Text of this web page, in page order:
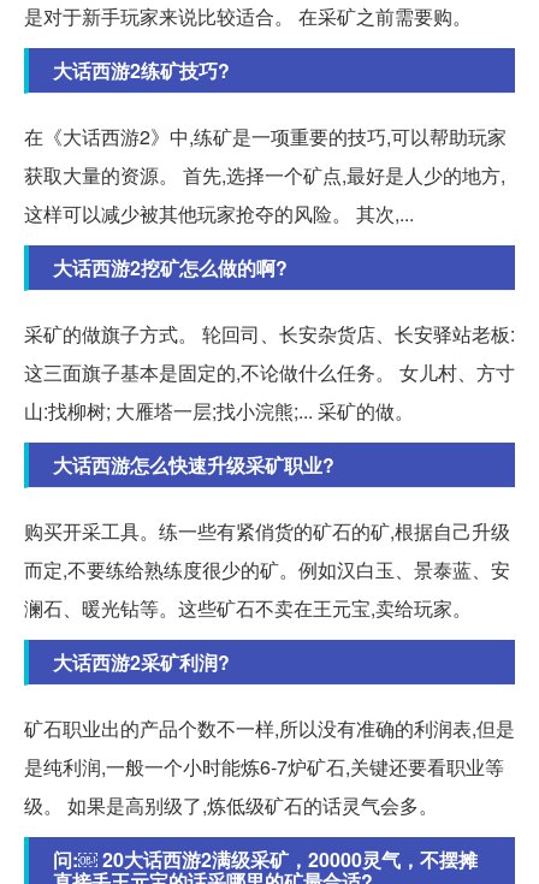
是对于新手玩家来说比较适合。 在采矿之前需要购。
大话西游2练矿技巧?
在《大话西游2》中,练矿是一项重要的技巧,可以帮助玩家
获取大量的资源。 首先,选择一个矿点,最好是人少的地方,
这样可以减少被其他玩家抢夺的风险。 其次,...
大话西游2挖矿怎么做的啊?
采矿的做旗子方式。 轮回司、长安杂货店、长安驿站老板:
这三面旗子基本是固定的,不论做什么任务。 女儿村、方寸
山:找柳树; 大雁塔一层;找小浣熊;... 采矿的做。
大话西游怎么快速升级采矿职业?
购买开采工具。练一些有紧俏货的矿石的矿,根据自己升级
而定,不要练给熟练度很少的矿。例如汉白玉、景泰蓝、安
澜石、暖光钻等。这些矿石不卖在王元宝,卖给玩家。
大话西游2采矿利润?
矿石职业出的产品个数不一样,所以没有准确的利润表,但是
是纯利润,一般一个小时能炼6-7炉矿石,关键还要看职业等
级。 如果是高别级了,炼低级矿石的话灵气会多。
问:￼ 20大话西游2满级采矿，20000灵气，不摆摊